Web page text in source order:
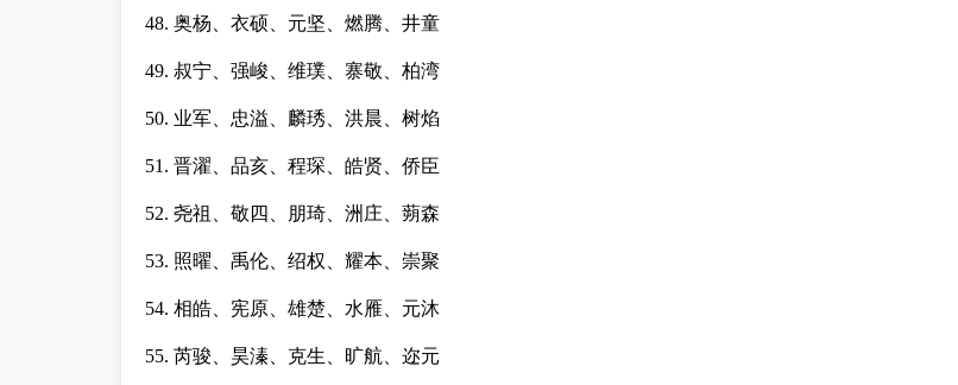
48. 奥杨、衣硕、元坚、燃腾、井童
49. 叔宁、强峻、维璞、寨敬、柏湾
50. 业军、忠溢、麟琇、洪晨、树焰
51. 晋濯、品亥、程琛、皓贤、侨臣
52. 尧祖、敬四、朋琦、洲庄、蒴森
53. 照曜、禹伦、绍权、耀本、崇聚
54. 相皓、宪原、雄楚、水雁、元沐
55. 芮骏、昊溱、克生、旷航、迩元